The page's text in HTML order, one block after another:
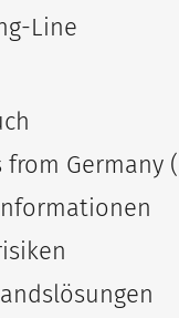
Line
Germany